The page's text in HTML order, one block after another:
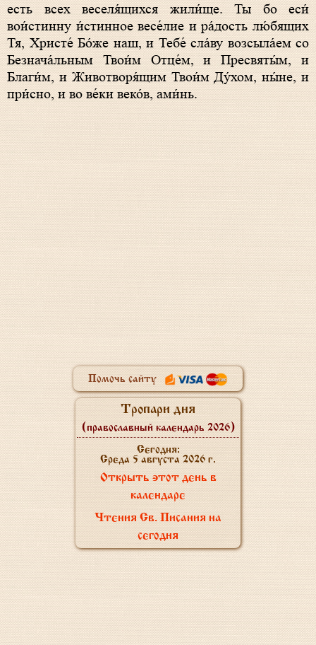
есть всех веселя́щихся жили́ще. Ты бо еси́
вои́стинну и́стинное весе́лие и ра́дость лю́бящих
Тя, Христе́ Бо́же наш, и Тебе́ сла́ву возсыла́ем со
Безнача́льным Твои́м Отце́м, и Пресвяты́м, и
Благи́м, и Животворя́щим Твои́м Ду́хом, ны́не, и
при́сно, и во ве́ки веко́в, ами́нь.
Помочь сайту
Тропари дня
(православный календарь 2026)
Сегодня:
Среда 5 августа 2026 г.
Открыть этот день в
календаре
Чтения Св. Писания на
сегодня